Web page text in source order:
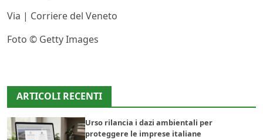
Via | Corriere del Veneto
Foto © Getty Images
ARTICOLI RECENTI
Urso rilancia i dazi ambientali per
proteggere le imprese italiane